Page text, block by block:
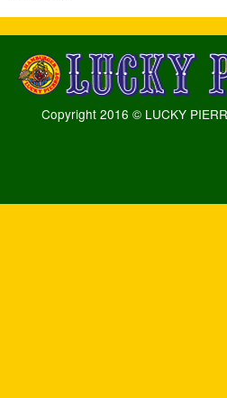
Copyright 2016 © LUCKY